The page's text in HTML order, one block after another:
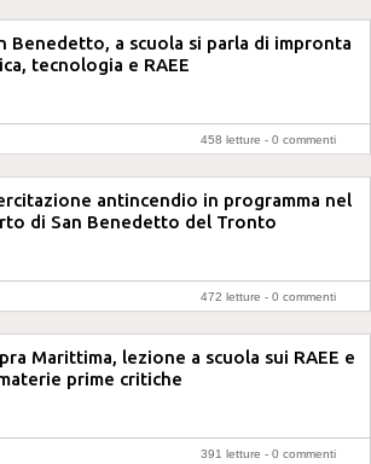
Benedetto, a scuola si parla di impronta
tecnologia e RAEE
458 letture - 0 commenti
antincendio in programma nel
di San Benedetto del Tronto
472 letture - 0 commenti
Marittima, lezione a scuola sui RAEE e
prime critiche
391 letture - 0 commenti